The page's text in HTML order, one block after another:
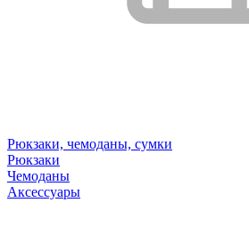
Рюкзаки, чемоданы, сумки
Рюкзаки
Чемоданы
Аксессуары